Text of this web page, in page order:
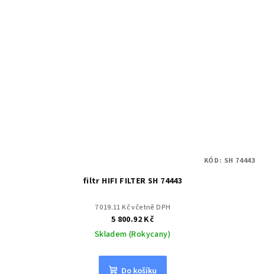
filtr HIFI FILTER SH 74443
7 019.11 Kč včetně DPH
5 800.92 Kč
Skladem (Rokycany)
Do košíku
KÓD: SH 74443